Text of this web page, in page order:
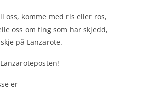
oss, komme med ris eller ros,
oss om ting som har skjedd,
på Lanzarote.
er